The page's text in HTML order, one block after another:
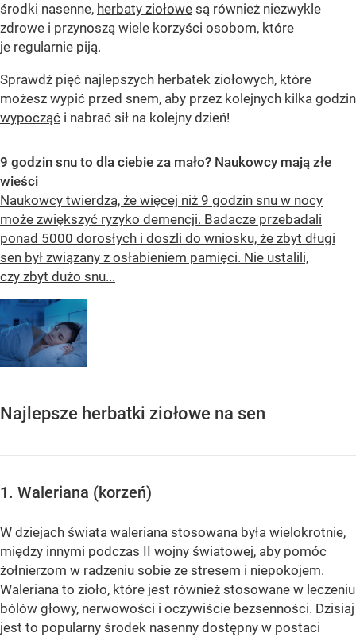
środki nasenne, herbaty ziołowe są również niezwykle
zdrowe i przynoszą wiele korzyści osobom, które
je regularnie piją.
Sprawdź pięć najlepszych herbatek ziołowych, które
możesz wypić przed snem, aby przez kolejnych kilka godzin
wypocząć i nabrać sił na kolejny dzień!
9 godzin snu to dla ciebie za mało? Naukowcy mają złe
wieści
Naukowcy twierdzą, że więcej niż 9 godzin snu w nocy
może zwiększyć ryzyko demencji. Badacze przebadali
ponad 5000 dorosłych i doszli do wniosku, że zbyt długi
sen był związany z osłabieniem pamięci. Nie ustalili,
czy zbyt dużo snu...
Najlepsze herbatki ziołowe na sen
1. Waleriana (korzeń)
W dziejach świata waleriana stosowana była wielokrotnie,
między innymi podczas II wojny światowej, aby pomóc
żołnierzom w radzeniu sobie ze stresem i niepokojem.
Waleriana to zioło, które jest również stosowane w leczeniu
bólów głowy, nerwowości i oczywiście bezsenności. Dzisiaj
jest to popularny środek nasenny dostępny w postaci